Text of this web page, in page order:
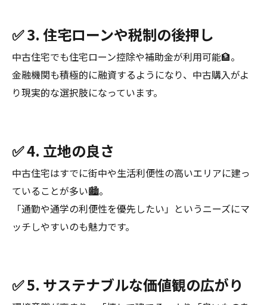
✅ 3. 住宅ローンや税制の後押し
中古住宅でも住宅ローン控除や補助金が利用可能🏦。
金融機関も積極的に融資するようになり、中古購入がよ
り現実的な選択肢になっています。
✅ 4. 立地の良さ
中古住宅はすでに街中や生活利便性の高いエリアに建っ
ていることが多い🏙️。
「通勤や通学の利便性を優先したい」というニーズにマ
ッチしやすいのも魅力です。
✅ 5. サステナブルな価値観の広がり